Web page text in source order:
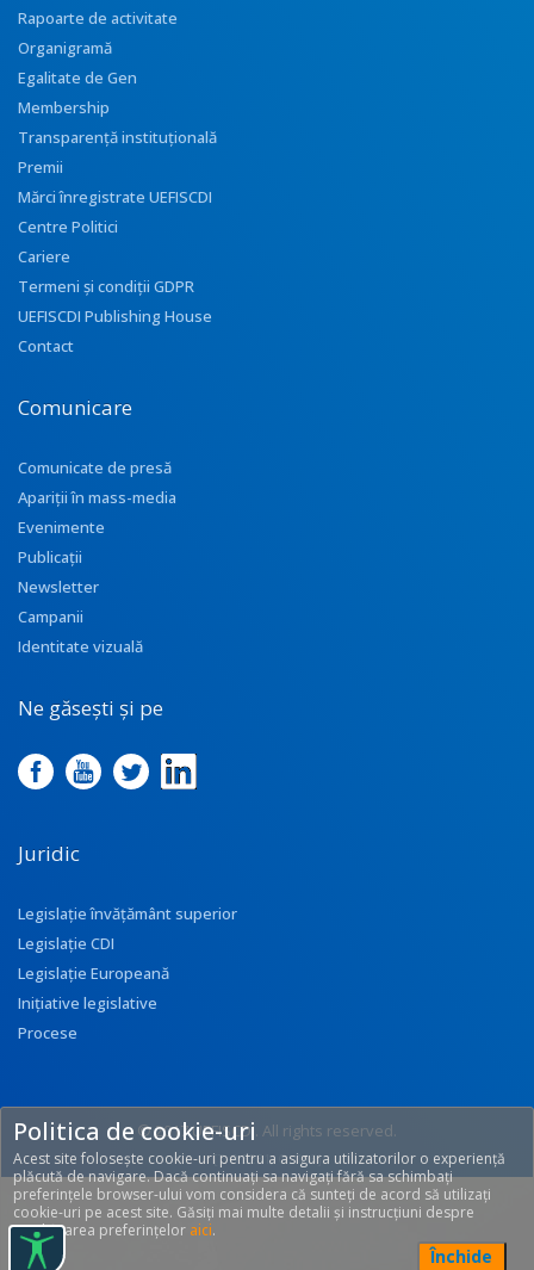
Rapoarte de activitate
Organigramă
Egalitate de Gen
Membership
Transparenţă instituţională
Premii
Mărci înregistrate UEFISCDI
Centre Politici
Cariere
Termeni și condiții GDPR
UEFISCDI Publishing House
Contact
Comunicare
Comunicate de presă
Apariţii în mass-media
Evenimente
Publicații
Newsletter
Campanii
Identitate vizuală
Ne găsești și pe
Juridic
Legislație învățământ superior
Legislație CDI
Legislație Europeană
Inițiative legislative
Procese
© 2017 UEFISCDI. All rights reserved.
[T: 0.3231, O: 116]
Politica de cookie-uri
Acest site folosește cookie-uri pentru a asigura utilizatorilor o experiență
plăcută de navigare. Dacă continuați sa navigați fără sa schimbați
preferințele browser-ului vom considera că sunteți de acord să utilizați
cookie-uri pe acest site. Găsiți mai multe detalii și instrucțiuni despre
modificarea preferințelor aici.